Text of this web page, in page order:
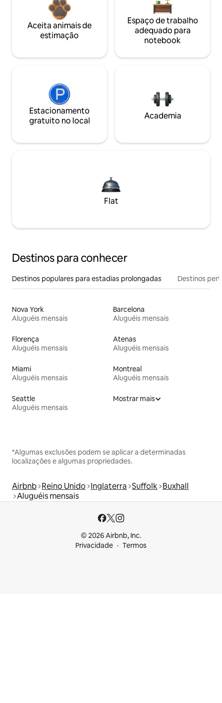
Aceita animais de
estimação
Espaço de trabalho
adequado para
notebook
Estacionamento
gratuito no local
Academia
Flat
Destinos para conhecer
Destinos populares para estadias prolongadas Destinos
Nova York
Aluguéis mensais
Barcelona
Aluguéis mensais
Florença
Aluguéis mensais
Atenas
Aluguéis mensais
Miami
Aluguéis mensais
Montreal
Aluguéis mensais
Seattle
Aluguéis mensais
Mostrar mais
*Algumas exclusões podem se aplicar a determinadas
localizações e algumas propriedades.
Airbnb Reino Unido Inglaterra Suffolk Buxhall
Aluguéis mensais
© 2026 Airbnb, Inc.
Privacidade
Termos